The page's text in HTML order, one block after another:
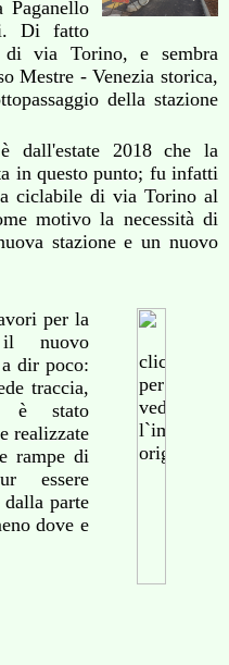
Di fatto
via Torino, e sembra
Mestre - Venezia storica,
della stazione
dall'estate 2018 che la
in questo punto; fu infatti
ciclabile di via Torino al
motivo la necessità di
stazione e un nuovo
per la
nuovo
dir poco:
traccia,
è stato
realizzate
rampe di
essere
parte
dove e